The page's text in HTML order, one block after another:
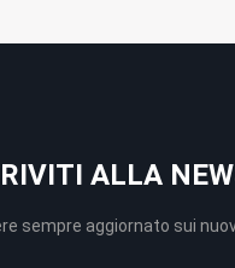
ALLA
sempre aggiornato sui